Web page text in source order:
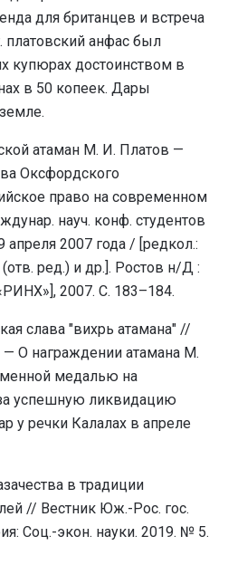
для британцев и встреча
платовский анфас был
купюрах достоинством в
в 50 копеек. Дары
атаман М. И. Платов —
Оксфордского
право на современном
науч. конф. студентов
2007 года / [редкол.:
ред.) и др.]. Ростов н/Д :
2007. С. 183–184.
слава "вихрь атамана" //
— О награждении атамана М.
медалью на
успешную ликвидацию
у речки Калалах в апреле
в традиции
// Вестник Юж.-Рос. гос.
Соц.-экон. науки. 2019. № 5.